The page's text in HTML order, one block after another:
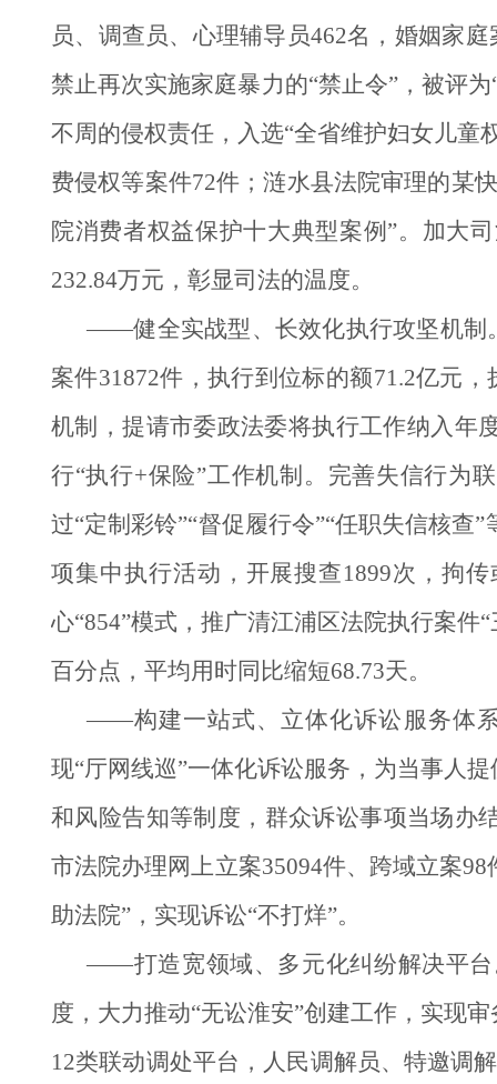
员、调查员、心理辅导员462名，婚姻家
禁止再次实施家庭暴力的“禁止令”，被评
不周的侵权责任，入选“全省维护妇女儿童
费侵权等案件72件；涟水县法院审理的某
院消费者权益保护十大典型案例”。加大
232.84万元，彰显司法的温度。
——健全实战型、长效化执行攻坚机制
案件31872件，执行到位标的额71.2亿元
机制，提请市委政法委将执行工作纳入年
行“执行+保险”工作机制。完善失信行为
过“定制彩铃”“督促履行令”“任职失信核
项集中执行活动，开展搜查1899次，拘
心“854”模式，推广清江浦区法院执行案件
百分点，平均用时同比缩短68.73天。
——构建一站式、立体化诉讼服务体
现“厅网线巡”一体化诉讼服务，为当事人
和风险告知等制度，群众诉讼事项当场办
市法院办理网上立案35094件、跨域立案
助法院”，实现诉讼“不打烊”。
——打造宽领域、多元化纠纷解决平台
度，大力推动“无讼淮安”创建工作，实现
12类联动调处平台，人民调解员、特邀调